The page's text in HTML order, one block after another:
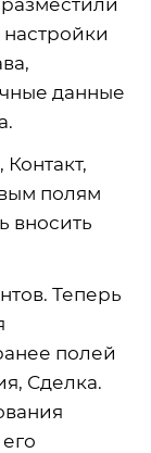
данные
полям
вносить
Теперь
полей
Сделка.